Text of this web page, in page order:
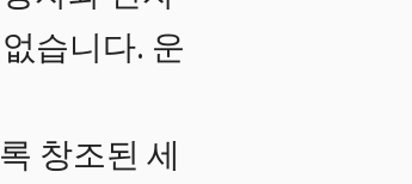
습니다. 운
창조된 세